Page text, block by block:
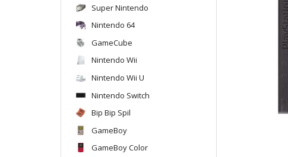
Super Nintendo
Nintendo 64
GameCube
Nintendo Wii
Nintendo Wii U
Nintendo Switch
Bip Bip Spil
GameBoy
GameBoy Color